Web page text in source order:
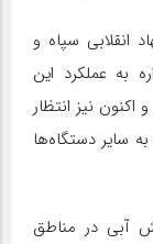
انقلابی سپاه و
به عملکرد این
نیز انتظار
سایر دستگاه‌ها
آبی در مناطق